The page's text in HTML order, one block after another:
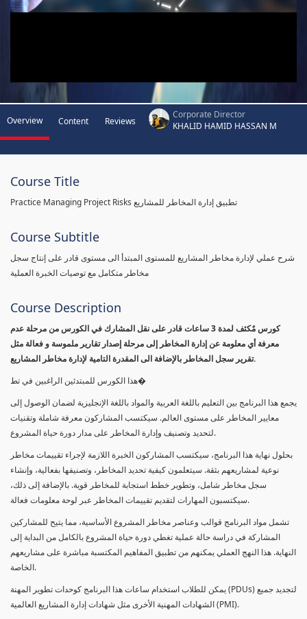
Overview Content Reviews
Corporate Director
KHALID HAMID HASSAN M
Course Title
Practice Managing Project Risks تطبيق إدارة المخاطر للمشاريع
Course Subtitle
شرح عملي لإدارة مخاطر المشاريع للمستوى المبتدأ الى مستوى قادر على إنتاج سجل
مخاطر متكامل مع توصيات الخبرة العملية
Course Description
كورس مٌكثف لمدة 3 ساعات قادر على نقل المشارك في الكورس من مرحلة عدم
معرفة أي معلومة عن إدارة المخاطر إلى مرحلة إصدار تقارير ملموسة و فعالة مثل
تقرير سجل المخاطر بالإضافة الى المقدرة التامية لإدارة مخاطر المشاريع.
هذا الكورس للمبتدئين الراغبين في تط�
يجمع هذا البرنامج بين التعليم باللغة العربية والمواد باللغة الإنجليزية لضمان الوصول إلى
معايير المخاطر على مستوى العالم. سيكتسب المشاركون معرفة شاملة وتقنيات
لتحديد وتصنيف وإدارة المخاطر على مدار دورة حياة المشروع.
بحلول نهاية هذا البرنامج، سيكتسب المشاركون الخبرة اللازمة لإجراء تقييمات مخاطر
نوعية لمشاريعهم بثقة. سيتعلمون كيفية تحديد المخاطر، وتصنيفها بفعالية، وإنشاء
سجل مخاطر شامل، وتطوير خطط استجابة للمخاطر قوية. بالإضافة إلى ذلك،
سيكتسبون المهارات لتقديم تقييمات المخاطر عبر لوحة معلومات فعالة.
تشمل مواد البرنامج قوالب وعناصر مخاطر المشروع الأساسية، مما يتيح للمشاركين
المشاركة في دراسة حالة عملية تغطي دورة حياة المشروع بالكامل من البداية إلى
النهاية. هذا النهج العملي يمكنهم من تطبيق المفاهيم المكتسبة مباشرة على مشاريعهم
الخاصة.
يمكن للطلاب استخدام ساعات هذا البرنامج كوحدات تطوير المهنة (PDUs) لتجديد جميع
الشهادات المهنية الأخرى مثل شهادات إدارة المشاريع العالمية (PMI).